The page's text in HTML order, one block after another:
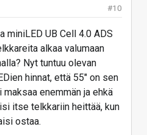
#10
miniLED UB Cell 4.0 ADS
alkaa valumaan
Nyt tuntuu olevan
hinnat, että 55" on sen
enemmän ja ehkä
itse telkkariin heittää, kun
ostaa.